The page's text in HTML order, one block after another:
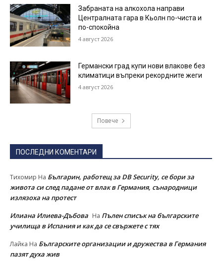
Забраната на алкохола направи
Централната гара в Кьолн по-чиста и
по-спокойна
4 август 2026
Германски град купи нови влакове без
климатици въпреки рекордните жеги
4 август 2026
Повече
ПОСЛЕДНИ КОМЕНТАРИ
Тихомир На Българин, работещ за DB Security, се бори за
живота си след падане от влак в Германия, сънародници
излязоха на протест
Илиана Илиева-Дъбова На Пълен списък на българските
училища в Испания и как да се свържете с тях
Лайка На Българските организации и дружества в Германия
пазят духа жив